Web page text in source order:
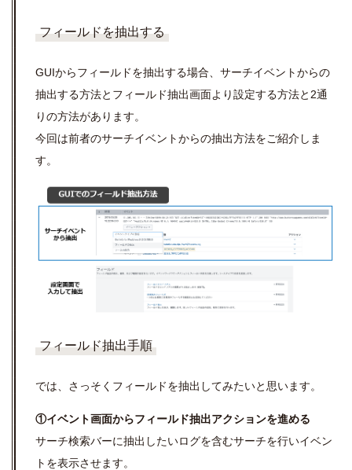
フィールドを抽出する
GUIからフィールドを抽出する場合、サーチイベントからの
抽出する方法とフィールド抽出画面より設定する方法と2通
りの方法があります。
今回は前者のサーチイベントからの抽出方法をご紹介しま
す。
フィールド抽出手順
では、さっそくフィールドを抽出してみたいと思います。
①イベント画面からフィールド抽出アクションを進める
サーチ検索バーに抽出したいログを含むサーチを行いイベン
トを表示させます。